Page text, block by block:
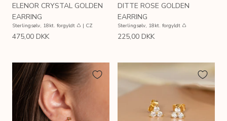
ELENOR CRYSTAL GOLDEN
EARRING
Sterlingsølv, 18kt. forgyldt ♺ | CZ
475,00 DKK
DITTE ROSE GOLDEN
EARRING
Sterlingsølv, 18kt. forgyldt ♺
225,00 DKK